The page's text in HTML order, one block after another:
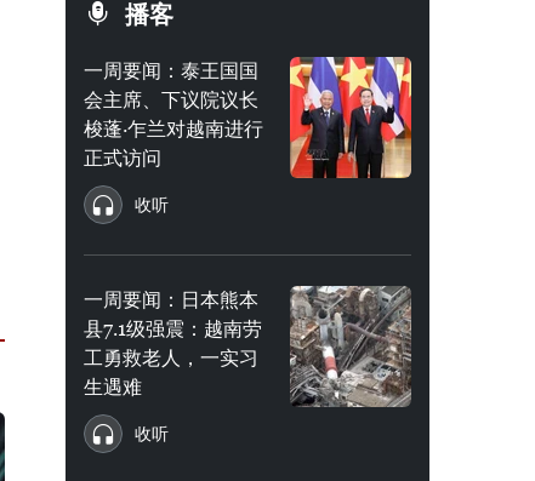
播客
一周要闻：泰王国国
会主席、下议院议长
梭蓬·乍兰对越南进行
正式访问
收听
一周要闻：日本熊本
县7.1级强震：越南劳
工勇救老人，一实习
生遇难
收听